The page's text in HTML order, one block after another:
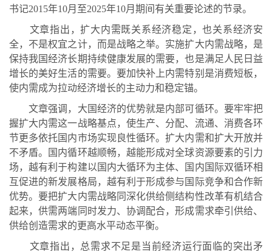
书记2015年10月至2025年10月期间有关重要论述的节录。
文章指出，扩大内需既关系经济稳定，也关系经济安
全，不是权宜之计，而是战略之举。实施扩大内需战略，是
保持我国经济长期持续健康发展的需要，也是满足人民日益
增长的美好生活的需要。要加快补上内需特别是消费短板，
使内需成为拉动经济增长的主动力和稳定锚。
文章强调，大国经济的优势就是内部可循环。要牢牢把
握扩大内需这一战略基点，使生产、分配、流通、消费各环
节更多依托国内市场实现良性循环。扩大内需和扩大开放并
不矛盾。国内循环越顺畅，越能形成对全球资源要素的引力
场，越有利于构建以国内大循环为主体、国内国际双循环相
互促进的新发展格局，越有利于形成参与国际竞争和合作新
优势。要把扩大内需战略同深化供给侧结构性改革有机结合
起来，供需两端同时发力、协调配合，形成需求牵引供给、
供给创造需求的更高水平动态平衡。
文章指出，总需求不足是当前经济运行面临的突出矛